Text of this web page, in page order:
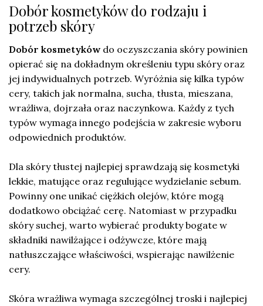
Dobór kosmetyków do rodzaju i
potrzeb skóry
Dobór kosmetyków do oczyszczania skóry powinien
opierać się na dokładnym określeniu typu skóry oraz
jej indywidualnych potrzeb. Wyróżnia się kilka typów
cery, takich jak normalna, sucha, tłusta, mieszana,
wrażliwa, dojrzała oraz naczynkowa. Każdy z tych
typów wymaga innego podejścia w zakresie wyboru
odpowiednich produktów.
Dla skóry tłustej najlepiej sprawdzają się kosmetyki
lekkie, matujące oraz regulujące wydzielanie sebum.
Powinny one unikać ciężkich olejów, które mogą
dodatkowo obciążać cerę. Natomiast w przypadku
skóry suchej, warto wybierać produkty bogate w
składniki nawilżające i odżywcze, które mają
natłuszczające właściwości, wspierając nawilżenie
cery.
Skóra wrażliwa wymaga szczególnej troski i najlepiej